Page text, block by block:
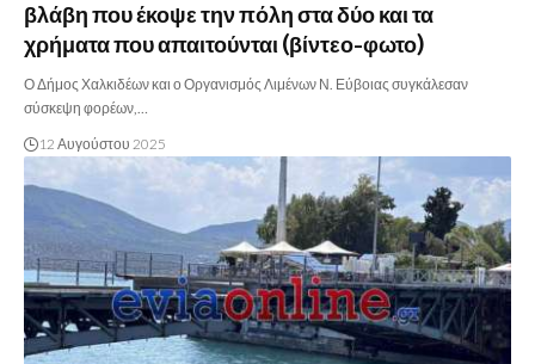
βλάβη που έκοψε την πόλη στα δύο και τα
χρήματα που απαιτούνται (βίντεο-φωτο)
Ο Δήμος Χαλκιδέων και ο Οργανισμός Λιμένων Ν. Εύβοιας συγκάλεσαν
σύσκεψη φορέων,…
12 Αυγούστου 2025